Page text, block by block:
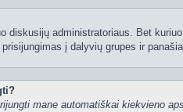
diskusijų administratoriaus. Bet
į dalyvių grupes ir
mane automatiškai kiekvieno